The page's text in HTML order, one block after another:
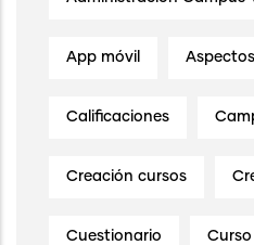
App móvil
Calificaciones
Creación cursos
Cuestionario Curso